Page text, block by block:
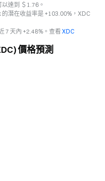
達到 ＄1.76。
潛在收益率是 +103.00%，XDC
7 天內 +2.48%。查看XDC
價格預測